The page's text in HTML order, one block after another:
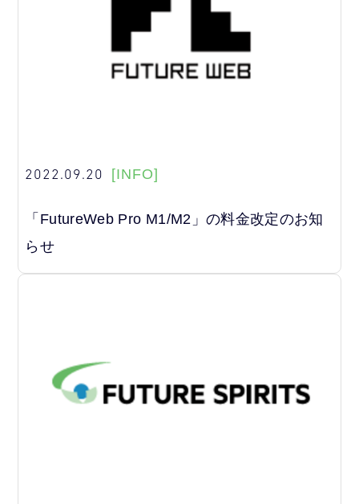
2022.09.20 [INFO]
「FutureWeb Pro M1/M2」の料金改定のお知
らせ